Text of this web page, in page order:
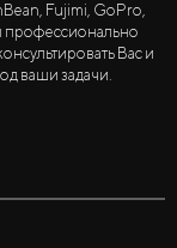
Fujimi, GoPro,
профессионально
Вас и
ваши задачи.